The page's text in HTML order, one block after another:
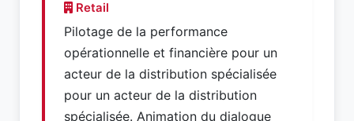
Retail
Pilotage de la performance
opérationnelle et financière pour un
acteur de la distribution spécialisée
pour un acteur de la distribution
spécialisée. Animation du dialogue